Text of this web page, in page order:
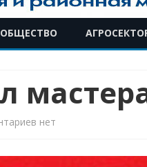
ОБЩЕСТВО
кнет